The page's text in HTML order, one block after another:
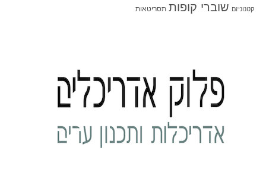
קטנוניזם שוברי קופות תסריטאות